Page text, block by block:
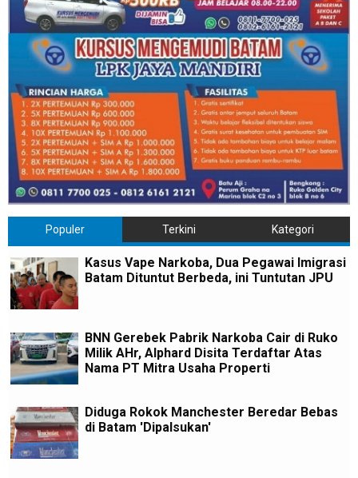
Populer Terkini Kategori
Kasus Vape Narkoba, Dua Pegawai Imigrasi
Batam Dituntut Berbeda, ini Tuntutan JPU
BNN Gerebek Pabrik Narkoba Cair di Ruko
Milik AHr, Alphard Disita Terdaftar Atas
Nama PT Mitra Usaha Properti
Diduga Rokok Manchester Beredar Bebas
di Batam 'Dipalsukan'